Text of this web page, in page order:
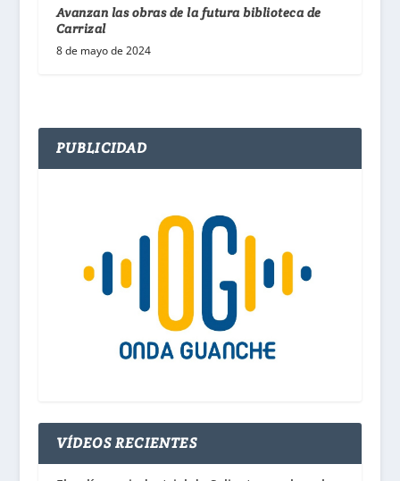
Avanzan las obras de la futura biblioteca de
Carrizal
8 de mayo de 2024
PUBLICIDAD
VÍDEOS RECIENTES